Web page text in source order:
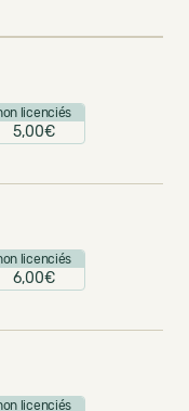
licenciés
5,00€
licenciés
6,00€
licenciés